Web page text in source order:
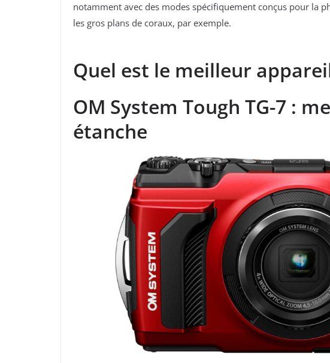
notamment avec des modes spécifiquement conçus pour la
les gros plans de coraux, par exemple.
Quel est le meilleur
OM System Tough TG-7 :
étanche